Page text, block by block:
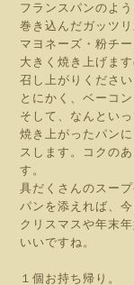
フランスパンのよ
巻き込んだガッツリ
マヨネーズ・粉チ
大きく焼き上げま
召し上がりください
とにかく、ベーコン
そして、なんとい
焼き上がったパン
スします。コクの
す。
具だくさんのスー
パンを添えれば、
クリスマスや年末
いいですね。
１個お持ち帰り。